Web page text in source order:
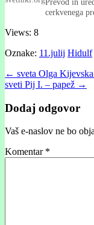
cerkvenega
Views: 8
Oznake: 11.julij Hidulf
Post
navigation
← sveta Olga
sveti Pij I. – papež →
Dodaj odgovor
Vaš e-naslov ne bo
Komentar *